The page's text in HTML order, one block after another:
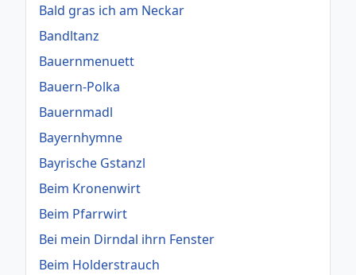
Bald gras ich am Neckar
Bandltanz
Bauernmenuett
Bauern-Polka
Bauernmadl
Bayernhymne
Bayrische Gstanzl
Beim Kronenwirt
Beim Pfarrwirt
Bei mein Dirndal ihrn Fenster
Beim Holderstrauch